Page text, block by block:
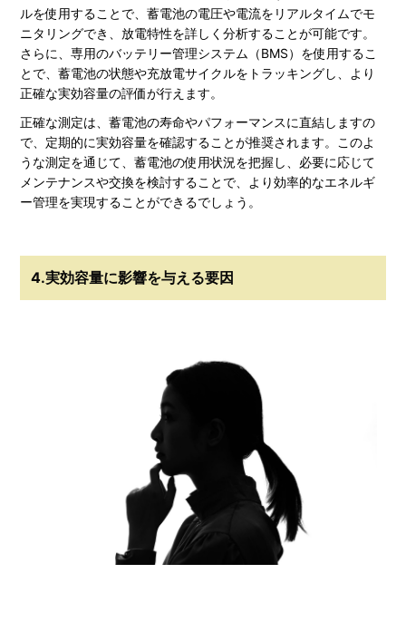
ルを使用することで、蓄電池の電圧や電流をリアルタイムでモ
ニタリングでき、放電特性を詳しく分析することが可能です。
さらに、専用のバッテリー管理システム（BMS）を使用するこ
とで、蓄電池の状態や充放電サイクルをトラッキングし、より
正確な実効容量の評価が行えます。
正確な測定は、蓄電池の寿命やパフォーマンスに直結しますの
で、定期的に実効容量を確認することが推奨されます。このよ
うな測定を通じて、蓄電池の使用状況を把握し、必要に応じて
メンテナンスや交換を検討することで、より効率的なエネルギ
ー管理を実現することができるでしょう。
4.実効容量に影響を与える要因